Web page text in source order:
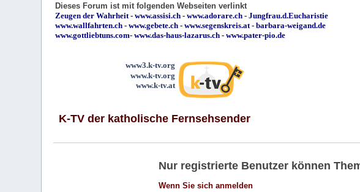
Dieses Forum ist mit folgenden Webseiten verlinkt
Zeugen der Wahrheit -www.assisi.ch -www.adorare.ch -Jungfrau.d.Eucharistie
www.wallfahrten.ch -www.gebete.ch -www.segenskreis.at -barbara-weigand.de
www.gottliebtuns.com-www.das-haus-lazarus.ch - www.pater-pio.de
www3.k-tv.org
www.k-tv.org
www.k-tv.at
K-TV der katholische Fernsehsender
Nur registrierte Benutzer können
Wenn Sie sich anmelden